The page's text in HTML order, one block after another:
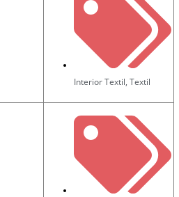
Interior Textil, Textil